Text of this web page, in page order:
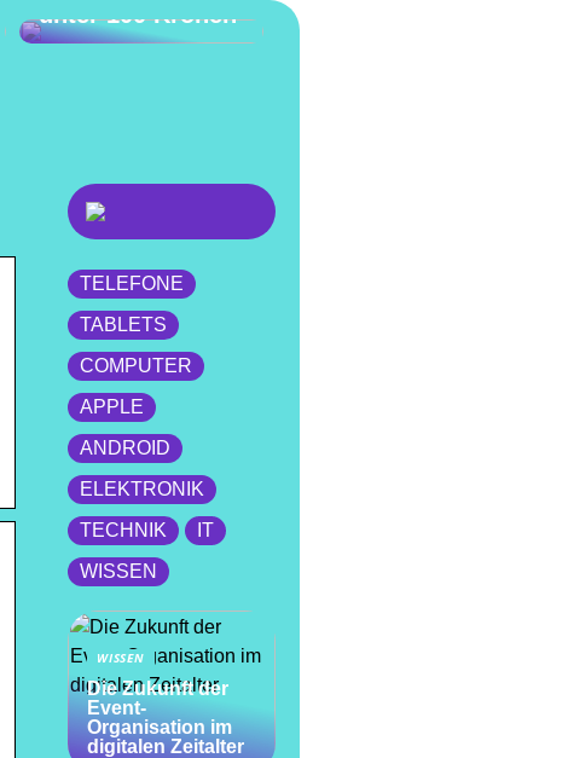
unter 100 Kronen
TELEFONE
TABLETS
COMPUTER
APPLE
ANDROID
ELEKTRONIK
TECHNIK
IT
WISSEN
WISSEN
Die Zukunft der
Event-
Organisation im
digitalen Zeitalter